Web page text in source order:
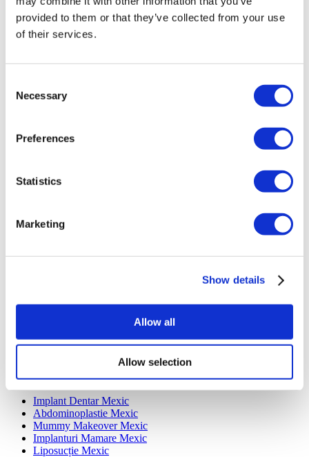
provided to them or that they’ve collected from your use
of their services.
Selection
Necessary
Preferences
Statistics
Marketing
Show details
Allow all
Allow selection
Implanturi Mamare Turcia
Micșorarea Sânilor Turcia
Ginecomastie Turcia
Fațete Dentare Turcia
Chirurgie Bariatrică Turcia
Lifting Brazilian Turcia
All-on-6 Turcia
Clinici Populare
Clinica Luna
YeahSmile
Masterpiece Hospital
Kamol Cosmetic Hospital
Tratamente Populare în Mexic
Implant Dentar Mexic
Abdominoplastie Mexic
Mummy Makeover Mexic
Implanturi Mamare Mexic
Liposucție Mexic